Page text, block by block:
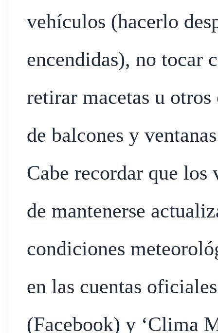
vehículos (hacerlo
encendidas), no tocar
retirar macetas u
de balcones y
Cabe recordar que
de mantenerse
condiciones
en las cuentas
(Facebook) y ‘Clima